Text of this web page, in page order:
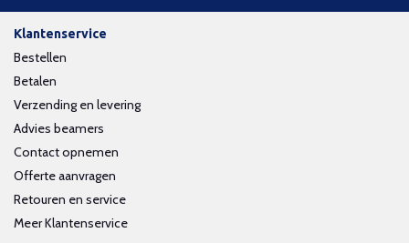
Klantenservice
Bestellen
Betalen
Verzending en levering
Advies beamers
Contact opnemen
Offerte aanvragen
Retouren en service
Meer Klantenservice